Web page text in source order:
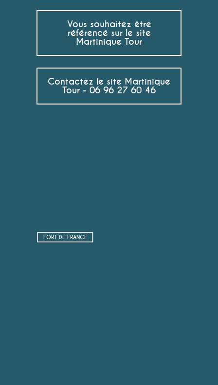
Vous souhaitez être
référencé sur le site
Martinique Tour
Contactez le site Martinique
Tour - 06 96 27 60 46
FORT DE FRANCE